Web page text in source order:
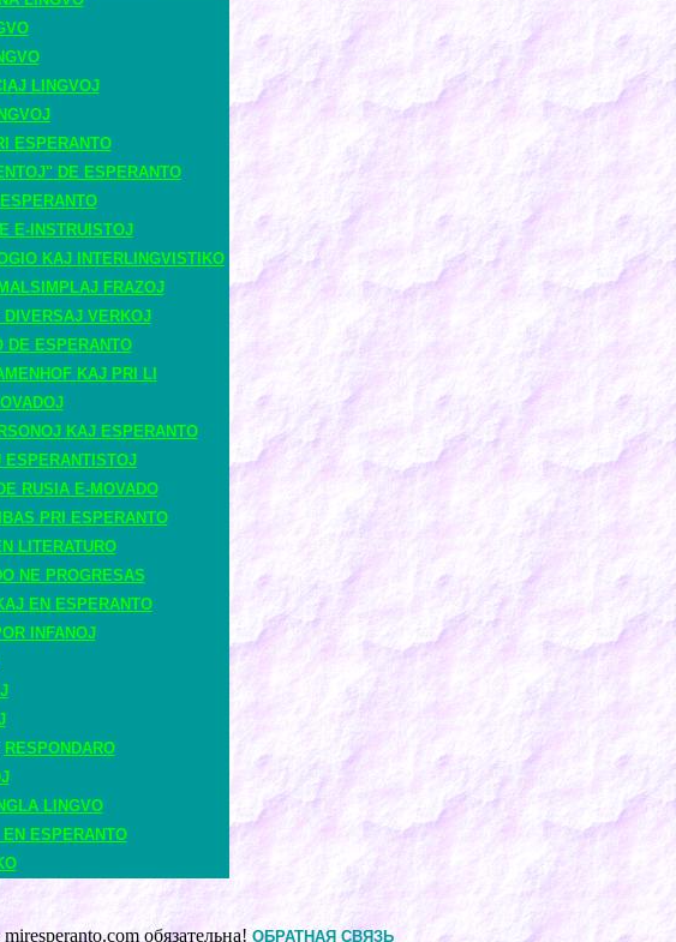
LINGVOJ
ESPERANTO
DE ESPERANTO
E-INSTRUISTOJ
KAJ INTERLINGVISTIKO
FRAZOJ
DIVERSAJ VERKOJ
DE ESPERANTO
KAJ PRI LI
KAJ ESPERANTO
ESPERANTISTOJ
RUSIA E-MOVADO
PRI ESPERANTO
LITERATURO
NE PROGRESAS
EN ESPERANTO
INFANOJ
RESPONDARO
LINGVO
ESPERANTO
обязательна! ОБРАТНАЯ СВЯЗЬ